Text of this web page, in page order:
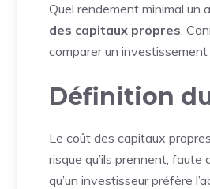
Quel rendement minimal un
des capitaux propres.
comparer un
Définition
Le coût des capitaux
risque qu’ils prennent, faute
qu’un investisseur préfère